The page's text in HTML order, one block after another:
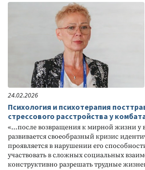
24.02.2026
Психология и психотерапия
стрессового расстройства у
«…после возвращения к мирной жизни у
развивается своеобразный кризис
проявляется в нарушении его
участвовать в сложных социальных
конструктивно разрешать трудные